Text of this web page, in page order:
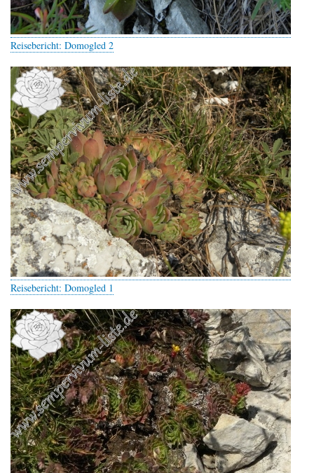
Reisebericht: Domogled 2
Reisebericht: Domogled 1